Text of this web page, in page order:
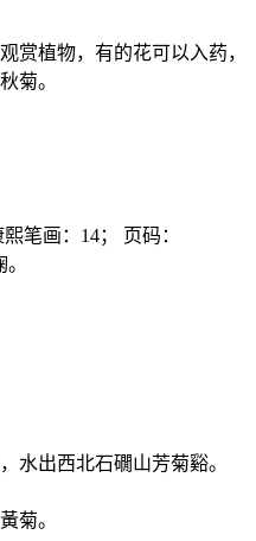
赏植物，有的花可以入药，
菊。
笔画：14； 页码：
水出西北石礀山芳菊谿。
菊。